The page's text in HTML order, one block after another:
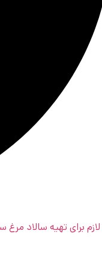
برای تهیه سالاد مرغ